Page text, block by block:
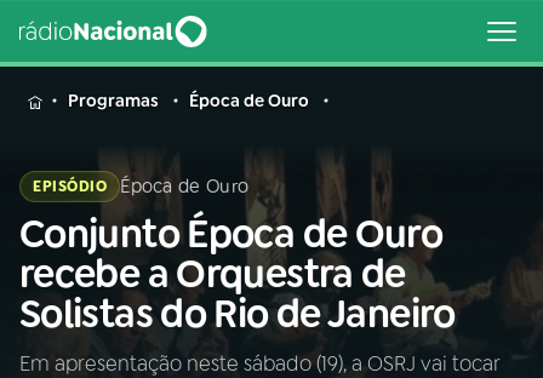
MENU
Buscar
na
Rádio
Nacional
Buscar
AO VIVO
Programas Época de Ouro
EPISÓDIO Época de Ouro
Conjunto Época de Ouro
recebe a Orquestra de
Solistas do Rio de Janeiro
Em apresentação neste sábado (19), a OSRJ vai tocar